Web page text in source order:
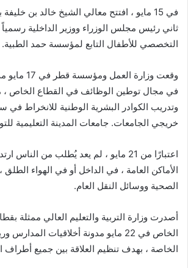
في 15 مايو ، افتتح معالي الشيخ خالد بن
ثاني رئيس مجلس الوزراء ووزير الداخلية رسمياً
التخصصي للأطفال التابع لمؤسسة حمد الطبية.
وقعت وزارة
في مجال توطين الوظائف في القطاع الخاص ،
وتدريب الكوادر البشرية الوطنية للانخراط
خريجي الجامعات. جامعات المدينة التعليمية
اعتبارًا من 21 مايو ، لم يعد يُطلب من الناس
الأماكن العامة ، في الداخل أو في الهواء الطلق
الصحية ووسائل النقل العام.
أصدرت وزارة التربية والتعليم العالي ممثلة
الخاص في 22 مايو مدونة أخلاقيات
الخاصة ، بهدف تنظيم العلاقة بين جميع أطراف